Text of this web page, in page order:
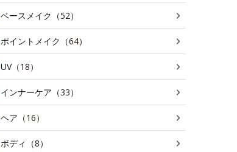
ベースメイク（52）
ポイントメイク（64）
UV（18）
インナーケア（33）
ヘア（16）
ボディ（8）